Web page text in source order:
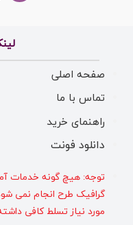
صفحه اصلی
تماس با ما
راهنمای خرید
دانلود فونت
توجه: هیچ گونه خدمات
گرافیک طرح انجام نمی
مورد نیاز تسلط کافی